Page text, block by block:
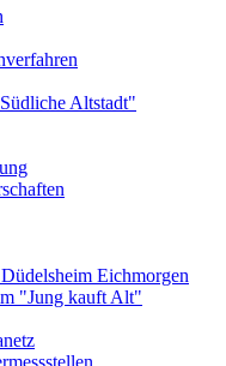
Altstadt"
Eichmorgen
"Jung kauft Alt"